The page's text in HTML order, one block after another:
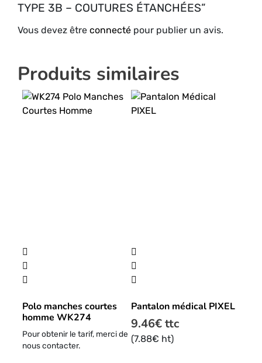
TYPE 3B – COUTURES ÉTANCHÉES”
Vous devez être connecté pour publier un avis.
Produits similaires
Polo manches courtes
homme WK274
Pour obtenir le tarif, merci de
nous contacter.
Ce
produit
a
variations.
Les
options
Pantalon médical PIXEL
9.46€ttc
(7.88€ ht)